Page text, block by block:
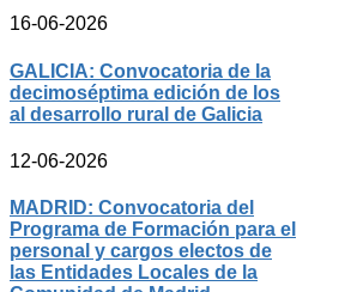
16-06-2026
GALICIA: Convocatoria de la
decimoséptima edición de los
al desarrollo rural de Galicia
12-06-2026
MADRID: Convocatoria del
Programa de Formación para el
personal y cargos electos de
las Entidades Locales de la